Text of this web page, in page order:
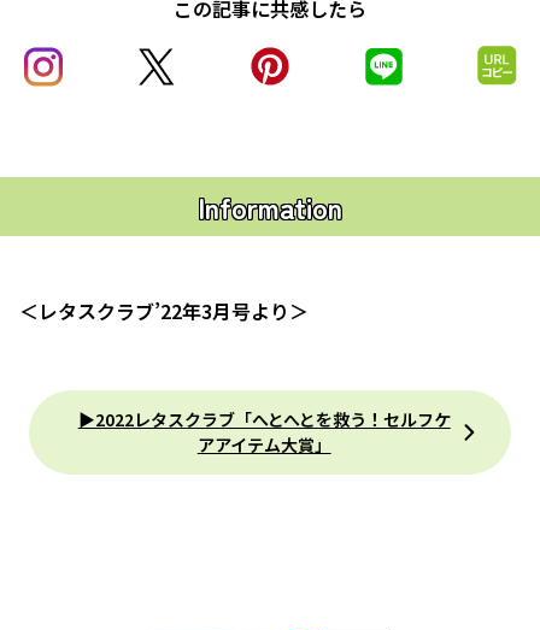
この記事に共感したら
Information
＜レタスクラブ’22年3月号より＞
▶2022レタスクラブ「へとへとを救う！セルフケ
アアイテム大賞」